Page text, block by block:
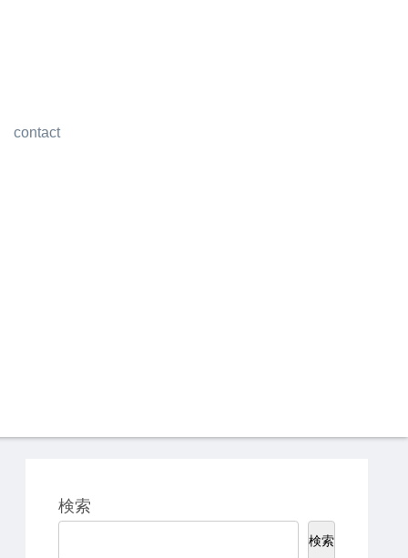
contact
検索
検索